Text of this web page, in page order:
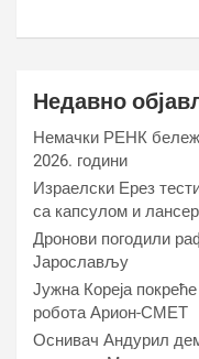
Недавно
Немачки РЕНК
2026. години
Израелски Ерез
са капсулом и
Дронови погодили
Јарослављу
Јужна Кореја
робота Арион-СМЕТ
Оснивач Андурил